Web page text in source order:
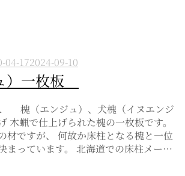
04-172024-09-10
）一枚板
（エンジュ）、犬槐（イヌエンジ
蝋で仕上げられた槐の一枚板です。
材ですが、 何故か床柱となる槐と一位
まっています。 北海道での床柱メー…